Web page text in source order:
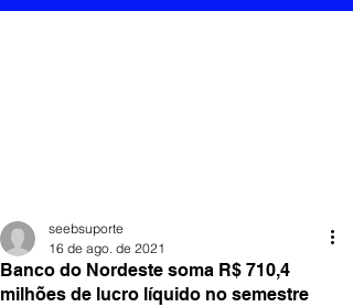
Banco do Nordeste soma R$ 710,4
milhões de lucro líquido no semestre
seebsuporte
16 de ago. de 2021